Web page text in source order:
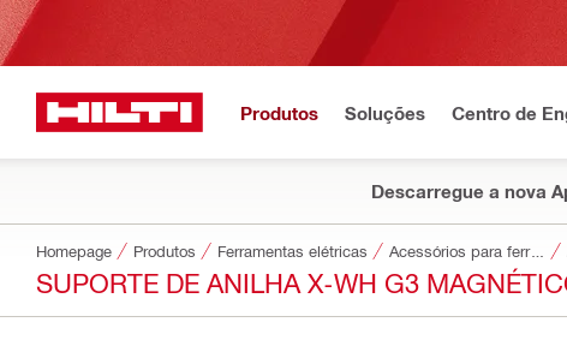
Produtos Soluções Centro de
Descarregue a nova
Homepage Produtos Ferramentas elétricas Acessórios para ferramentas
SUPORTE DE ANILHA X-WH G3